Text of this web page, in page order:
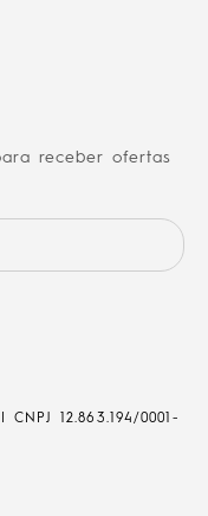
receber ofertas
CNPJ
12.863.194/0001-